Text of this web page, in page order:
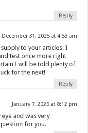
Reply
December 31, 2025 at 4:53 am
to your articles. I
test once more right
I will be told plenty of
for the next!
Reply
January 7, 2026 at 8:12 pm
and was very
for you.